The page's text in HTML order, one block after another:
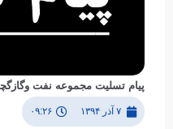
پیام تسلیت مجموعه نفت
۷ آذر ۱۳۹۴ ۰۹:۲۶